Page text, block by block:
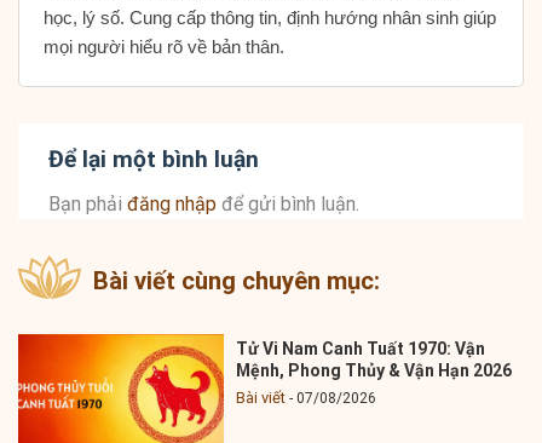
học, lý số. Cung cấp thông tin, định hướng nhân sinh giúp
mọi người hiểu rõ về bản thân.
Để lại một bình luận
Bạn phải đăng nhập để gửi bình luận.
Bài viết cùng chuyên mục:
Tử Vi Nam Canh Tuất 1970: Vận
Mệnh, Phong Thủy & Vận Hạn 2026
Bài viết 07/08/2026